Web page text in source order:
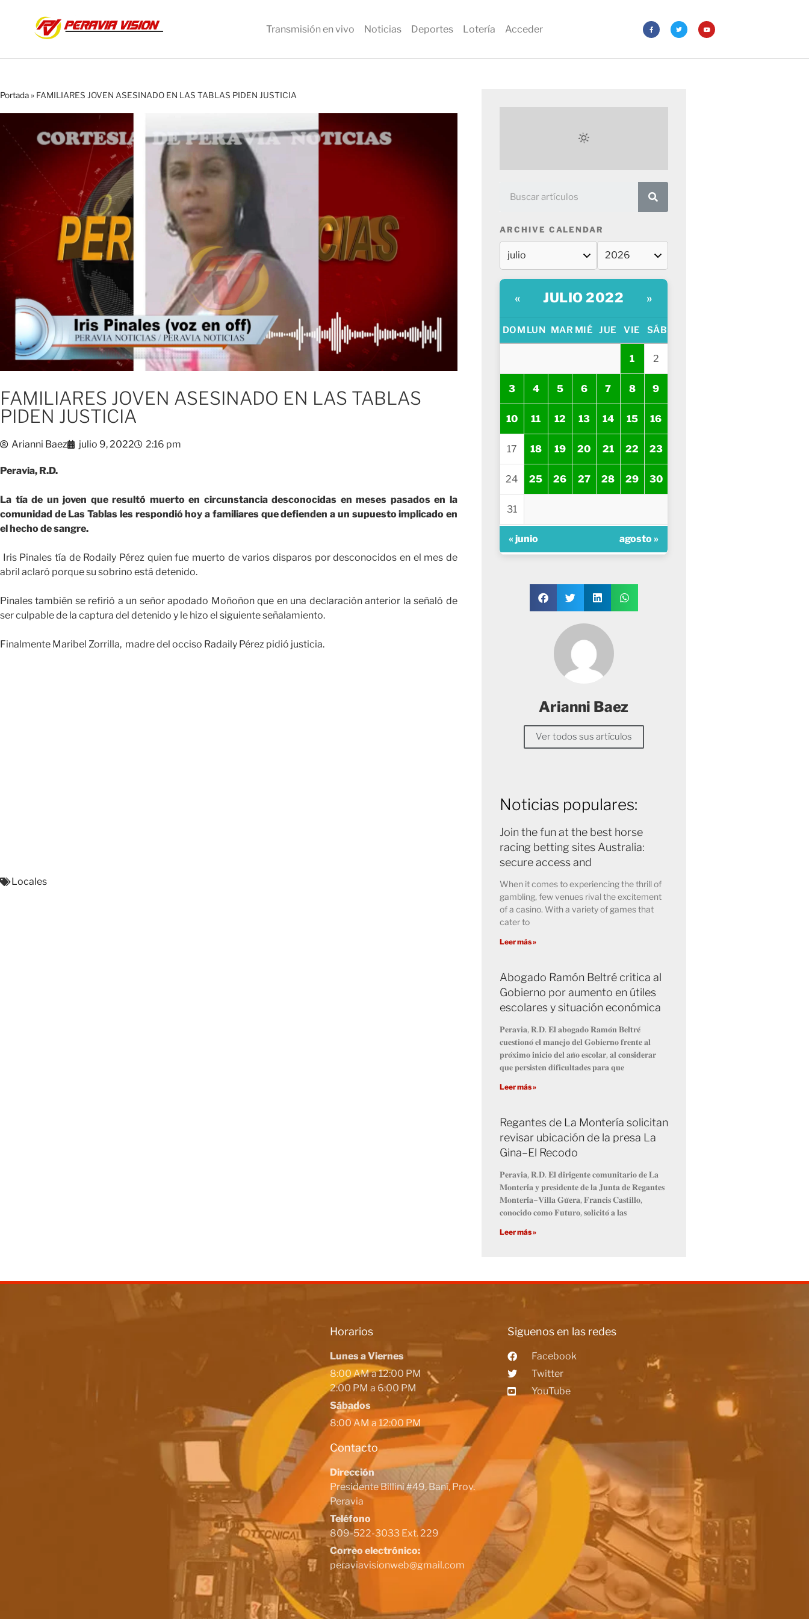
Transmisión en vivo Noticias Deportes Lotería Acceder
Portada» FAMILIARES JOVEN ASESINADO EN LAS TABLAS PIDEN JUSTICIA
FAMILIARES JOVEN ASESINADO EN LAS TABLAS
PIDEN JUSTICIA
Arianni Baez julio 9, 2022 2:16 pm
Peravia, R.D.
La tía de un joven que resultó muerto en circunstancia desconocidas en meses pasados en la
comunidad de Las Tablas les respondió hoy a familiares que defienden a un supuesto implicado en
el hecho de sangre.
Iris Pinales tía de Rodaily Pérez quien fue muerto de varios disparos por desconocidos en el mes de
abril aclaró porque su sobrino está detenido.
Pinales también se refirió a un señor apodado Moñoñon que en una declaración anterior la señaló de
ser culpable de la captura del detenido y le hizo el siguiente señalamiento.
Finalmente Maribel Zorrilla, madre del occiso Radaily Pérez pidió justicia.
Locales
ARCHIVE CALENDAR
« JULIO 2022 »
DOM LUN MAR MIÉ JUE VIE SÁB
1 2
3 4 5 6 7 8 9
10 11 12 13 14 15 16
17 18 19 20 21 22 23
24 25 26 27 28 29 30
31
« junio agosto »
Arianni Baez
Ver todos sus artículos
Noticias populares:
Join the fun at the best horse
racing betting sites Australia:
secure access and
When it comes to experiencing the thrill of
gambling, few venues rival the excitement
of a casino. With a variety of games that
cater to
Leer más »
Abogado Ramón Beltré critica al
Gobierno por aumento en útiles
escolares y situación económica
𝐏𝐞𝐫𝐚𝐯𝐢𝐚, 𝐑.𝐃. 𝐄𝐥 𝐚𝐛𝐨𝐠𝐚𝐝𝐨 𝐑𝐚𝐦𝐨́𝐧 𝐁𝐞𝐥𝐭𝐫𝐞́
𝐜𝐮𝐞𝐬𝐭𝐢𝐨𝐧𝐨́ 𝐞𝐥 𝐦𝐚𝐧𝐞𝐣𝐨 𝐝𝐞𝐥 𝐆𝐨𝐛𝐢𝐞𝐫𝐧𝐨 𝐟𝐫𝐞𝐧𝐭𝐞 𝐚𝐥
𝐩𝐫𝐨́𝐱𝐢𝐦𝐨 𝐢𝐧𝐢𝐜𝐢𝐨 𝐝𝐞𝐥 𝐚𝐧̃𝐨 𝐞𝐬𝐜𝐨𝐥𝐚𝐫, 𝐚𝐥 𝐜𝐨𝐧𝐬𝐢𝐝𝐞𝐫𝐚𝐫
𝐪𝐮𝐞 𝐩𝐞𝐫𝐬𝐢𝐬𝐭𝐞𝐧 𝐝𝐢𝐟𝐢𝐜𝐮𝐥𝐭𝐚𝐝𝐞𝐬 𝐩𝐚𝐫𝐚 𝐪𝐮𝐞
Leer más »
Regantes de La Montería solicitan
revisar ubicación de la presa La
Gina–El Recodo
𝐏𝐞𝐫𝐚𝐯𝐢𝐚, 𝐑.𝐃. 𝐄𝐥 𝐝𝐢𝐫𝐢𝐠𝐞𝐧𝐭𝐞 𝐜𝐨𝐦𝐮𝐧𝐢𝐭𝐚𝐫𝐢𝐨 𝐝𝐞 𝐋𝐚
𝐌𝐨𝐧𝐭𝐞𝐫𝐢́𝐚 𝐲 𝐩𝐫𝐞𝐬𝐢𝐝𝐞𝐧𝐭𝐞 𝐝𝐞 𝐥𝐚 𝐉𝐮𝐧𝐭𝐚 𝐝𝐞 𝐑𝐞𝐠𝐚𝐧𝐭𝐞𝐬
𝐌𝐨𝐧𝐭𝐞𝐫𝐢́𝐚–𝐕𝐢𝐥𝐥𝐚 𝐆𝐮̈𝐞𝐫𝐚, 𝐅𝐫𝐚𝐧𝐜𝐢𝐬 𝐂𝐚𝐬𝐭𝐢𝐥𝐥𝐨,
𝐜𝐨𝐧𝐨𝐜𝐢𝐝𝐨 𝐜𝐨𝐦𝐨 𝐅𝐮𝐭𝐮𝐫𝐨, 𝐬𝐨𝐥𝐢𝐜𝐢𝐭𝐨́ 𝐚 𝐥𝐚𝐬
Leer más »
Horarios
Lunes a Viernes
8:00 AM a 12:00 PM
2:00 PM a 6:00 PM
Sábados
8:00 AM a 12:00 PM
Contacto
Dirección
Presidente Billini #49, Baní, Prov.
Peravia
Teléfono
809-522-3033 Ext. 229
Correo electrónico:
peraviavisionweb@gmail.com
Siguenos en las redes
Facebook
Twitter
YouTube